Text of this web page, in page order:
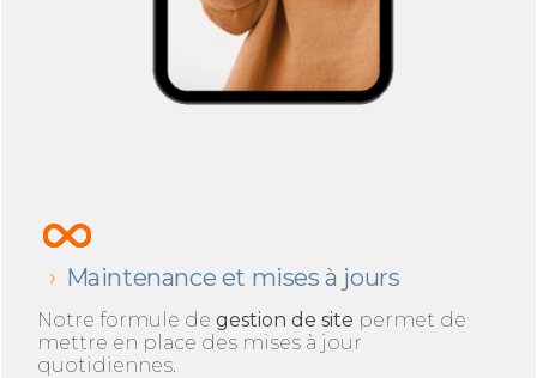
Maintenance et mises à jours
Notre formule de gestion de site permet de
mettre en place des mises à jour
quotidiennes.